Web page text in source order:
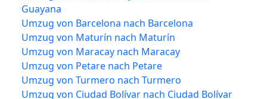
Guayana
Umzug von Barcelona nach Barcelona
Umzug von Maturín nach Maturín
Umzug von Maracay nach Maracay
Umzug von Petare nach Petare
Umzug von Turmero nach Turmero
Umzug von Ciudad Bolívar nach Ciudad Bolívar